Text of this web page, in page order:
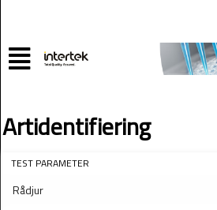
Artidentifiering
TEST PARAMETER
Rådjur